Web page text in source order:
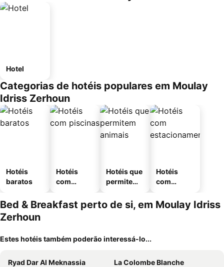
Hotel
Categorias de hotéis populares em Moulay
Idriss Zerhoun
Hotéis
baratos
Hotéis
com
Hotéis que
permitem
Hotéis
com
mento
Bed & Breakfast perto de si, em Moulay Idriss
Zerhoun
Estes hotéis também poderão interessá-lo...
Ryad Dar Al Meknassia
La Colombe Blanche